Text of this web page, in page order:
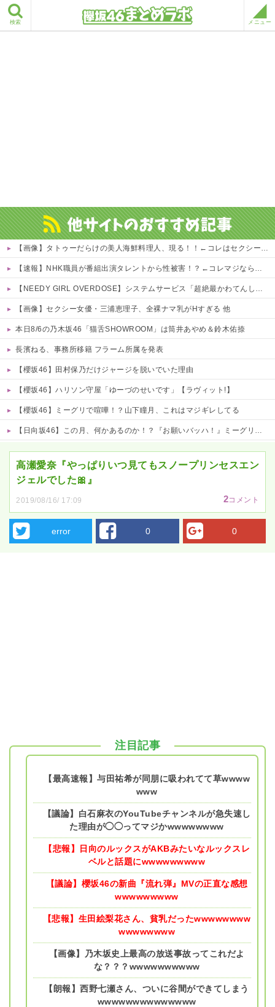
検索 メニュー
【画像】タトゥーだらけの美人海鮮料理人、現る！！←コレはセクシー過ぎてワイらにブッ刺さりまくりw w w w w w w w w
【速報】NHK職員が番組出演タレントから性被害！？←コレマジならヤバくねーか？
【NEEDY GIRL OVERDOSE】システムサービス「超絶最かわてんしちゃん」プライズフィギュア【彩色原型公開】
【画像】セクシー女優・三浦恵理子、全裸ナマ乳がHすぎる 他
本日8/6の乃木坂46「猫舌SHOWROOM」は筒井あやめ＆鈴木佑捺
長濱ねる、事務所移籍 フラーム所属を発表
【櫻坂46】田村保乃だけジャージを脱いでいた理由
【櫻坂46】ハリソン守屋「ゆーづのせいです」【ラヴィット!】
【櫻坂46】ミーグリで喧嘩！？山下瞳月、これはマジギレしてる
【日向坂46】この月、何かあるのか！？『お願いバッハ！』ミーグリ日程がこちら
高瀬愛奈『やっぱりいつ見てもスノープリンセスエン
ジェルでした🎀』
2019/08/16/ 17:09 2コメント
error 0 0
注目記事
【最高速報】与田祐希が同朋に吸われてて草wwww
www
【議論】白石麻衣のYouTubeチャンネルが急失速し
た理由が◯◯ってマジかwwwwwwww
【悲報】日向のルックスがAKBみたいなルックスレ
ベルと話題にwwwwwwwww
【議論】櫻坂46の新曲『流れ弾』MVの正直な感想
wwwwwwwww
【悲報】生田絵梨花さん、貧乳だったwwwwwwww
wwwwwwww
【画像】乃木坂史上最高の放送事故ってこれだよ
な？？？wwwwwwwwww
【朗報】西野七瀬さん、ついに谷間ができてしまう
wwwwwwwwwwwwww